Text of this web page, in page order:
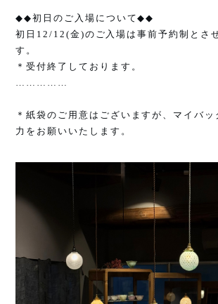
◆◆初日のご入場について◆◆
初日 12/12(金)のご入場は事前予約制とさ
す。
＊受付終了しております。
……………
＊紙袋のご用意はございますが、マイバ
力をお願いいたします。